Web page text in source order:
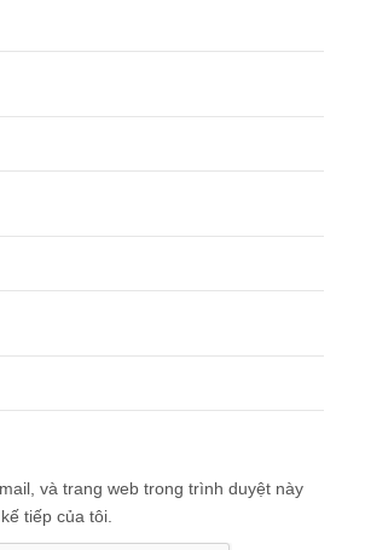
và trang web trong trình duyệt này
tiếp của tôi.